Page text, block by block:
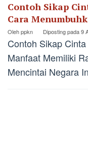
Contoh Sikap
Cara
Olehppkn Diposting pada9
Contoh Sikap
Manfaat Memiliki
Mencintai Negara